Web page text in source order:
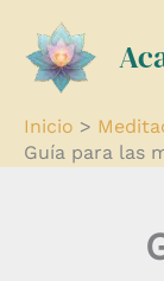
contenido
Inicio
Guía para las